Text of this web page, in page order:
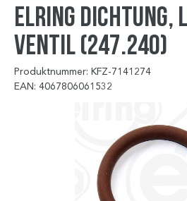
ELRING Dichtung,
Ventil (247.240)
Produktnummer: KFZ-7141274
EAN: 4067806061532